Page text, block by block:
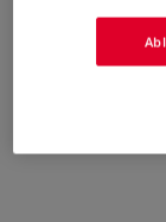
Diese
dieser beliebten
grundlegende